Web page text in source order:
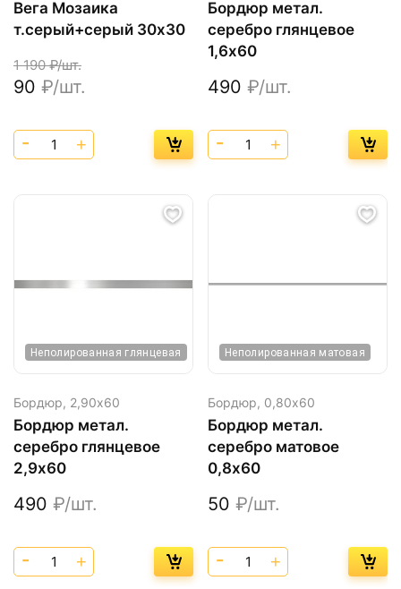
Вега Мозаика
т.серый+серый 30х30
1 190₽/шт.
90 ₽/шт.
Бордюр метал.
серебро глянцевое
1,6х60
490 ₽/шт.
Неполированная глянцевая
Бордюр, 2,90х60
Бордюр метал.
серебро глянцевое
2,9х60
490 ₽/шт.
Неполированная матовая
Бордюр, 0,80х60
Бордюр метал.
серебро матовое
0,8х60
50 ₽/шт.